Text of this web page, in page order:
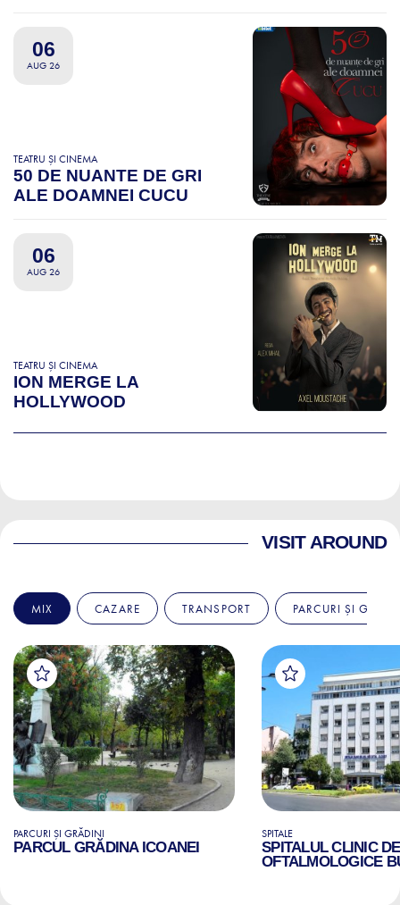
06
AUG 26
TEATRU ȘI CINEMA
50 DE NUANTE DE GRI
ALE DOAMNEI CUCU
06
AUG 26
TEATRU ȘI CINEMA
ION MERGE LA
HOLLYWOOD
VISIT AROUND
MIX CAZARE TRANSPORT PARCURI ȘI
PARCURI ȘI GRĂDINI
PARCUL GRĂDINA ICOANEI
SPITALE
SPITALUL CLINIC
OFTALMOLOGICE